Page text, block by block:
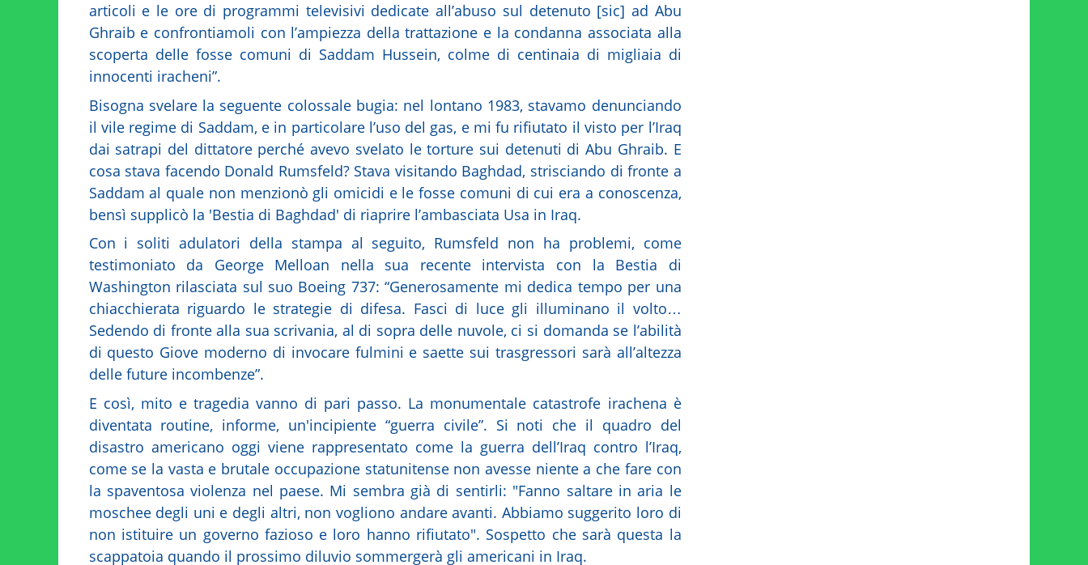
articoli e le ore di programmi televisivi dedicate all’abuso sul detenuto [sic] ad Abu
Ghraib e confrontiamoli con l’ampiezza della trattazione e la condanna associata alla
scoperta delle fosse comuni di Saddam Hussein, colme di centinaia di migliaia di
innocenti iracheni”.
Bisogna svelare la seguente colossale bugia: nel lontano 1983, stavamo denunciando
il vile regime di Saddam, e in particolare l’uso del gas, e mi fu rifiutato il visto per l’Iraq
dai satrapi del dittatore perché avevo svelato le torture sui detenuti di Abu Ghraib. E
cosa stava facendo Donald Rumsfeld? Stava visitando Baghdad, strisciando di fronte a
Saddam al quale non menzionò gli omicidi e le fosse comuni di cui era a conoscenza,
bensì supplicò la 'Bestia di Baghdad' di riaprire l’ambasciata Usa in Iraq.
Con i soliti adulatori della stampa al seguito, Rumsfeld non ha problemi, come
testimoniato da George Melloan nella sua recente intervista con la Bestia di
Washington rilasciata sul suo Boeing 737: “Generosamente mi dedica tempo per una
chiacchierata riguardo le strategie di difesa. Fasci di luce gli illuminano il volto…
Sedendo di fronte alla sua scrivania, al di sopra delle nuvole, ci si domanda se l’abilità
di questo Giove moderno di invocare fulmini e saette sui trasgressori sarà all’altezza
delle future incombenze”.
E così, mito e tragedia vanno di pari passo. La monumentale catastrofe irachena è
diventata routine, informe, un'incipiente “guerra civile”. Si noti che il quadro del
disastro americano oggi viene rappresentato come la guerra dell’Iraq contro l’Iraq,
come se la vasta e brutale occupazione statunitense non avesse niente a che fare con
la spaventosa violenza nel paese. Mi sembra già di sentirli: "Fanno saltare in aria le
moschee degli uni e degli altri, non vogliono andare avanti. Abbiamo suggerito loro di
non istituire un governo fazioso e loro hanno rifiutato". Sospetto che sarà questa la
scappatoia quando il prossimo diluvio sommergerà gli americani in Iraq.